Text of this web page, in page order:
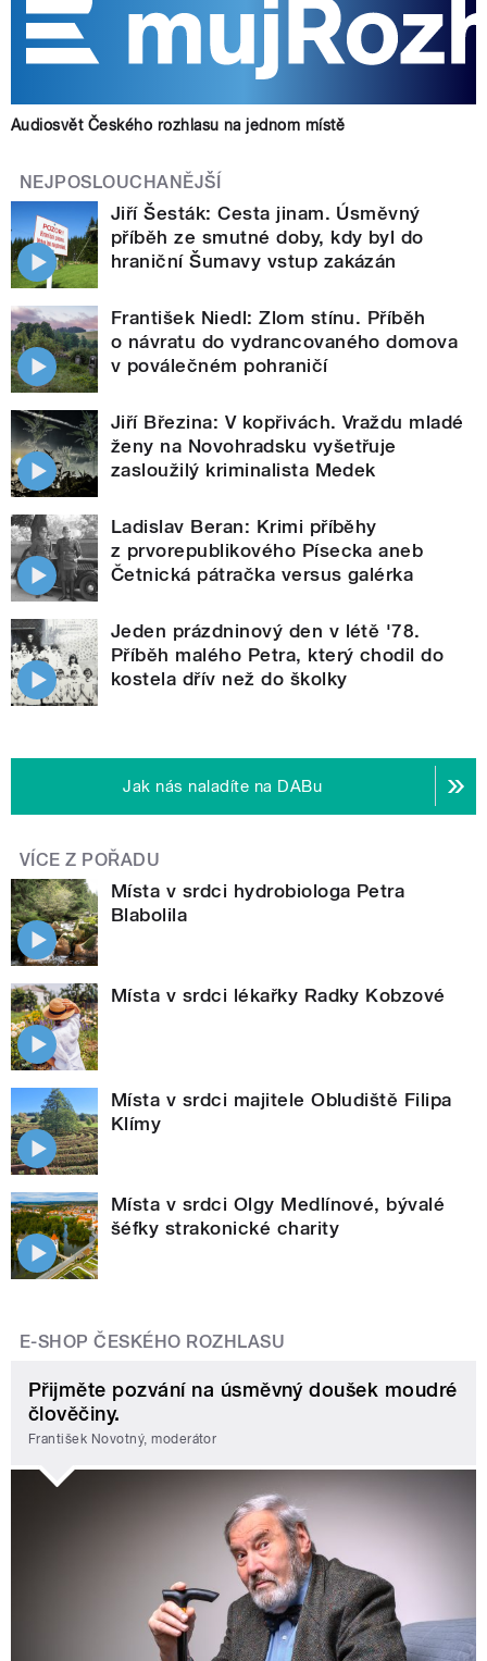
Audiosvět Českého rozhlasu na jednom místě
NEJPOSLOUCHANĚJŠÍ
Jiří Šesták: Cesta jinam. Úsměvný
příběh ze smutné doby, kdy byl do
hraniční Šumavy vstup zakázán
František Niedl: Zlom stínu. Příběh
o návratu do vydrancovaného domova
v poválečném pohraničí
Jiří Březina: V kopřivách. Vraždu mladé
ženy na Novohradsku vyšetřuje
zasloužilý kriminalista Medek
Ladislav Beran: Krimi příběhy
z prvorepublikového Písecka aneb
Četnická pátračka versus galérka
Jeden prázdninový den v létě '78.
Příběh malého Petra, který chodil do
kostela dřív než do školky
Jak nás naladíte na DABu
VÍCE Z POŘADU
Místa v srdci hydrobiologa Petra
Blabolila
Místa v srdci lékařky Radky Kobzové
Místa v srdci majitele Obludiště Filipa
Klímy
Místa v srdci Olgy Medlínové, bývalé
šéfky strakonické charity
E-SHOP ČESKÉHO ROZHLASU
Přijměte pozvání na úsměvný doušek moudré
člověčiny.
František Novotný, moderátor